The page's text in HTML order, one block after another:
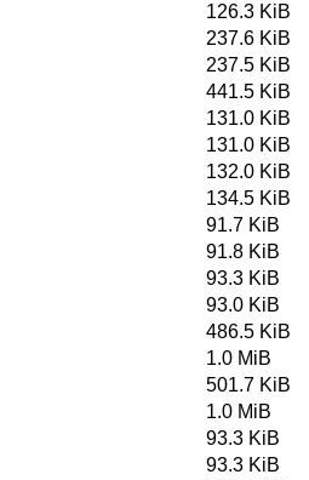
126.3 KiB
237.6 KiB
237.5 KiB
441.5 KiB
131.0 KiB
131.0 KiB
132.0 KiB
134.5 KiB
91.7 KiB
91.8 KiB
93.3 KiB
93.0 KiB
486.5 KiB
1.0 MiB
501.7 KiB
1.0 MiB
93.3 KiB
93.3 KiB